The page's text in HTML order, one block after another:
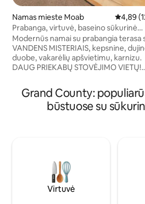
Namas mieste Moab
4,89
Prabanga, virtuvė, baseino sūkurinė
vonia, ĮSPŪDINGA terasa, automobilių
stovėjimo aikštelė
Modernūs namai su prabangia terasa
VANDENS MISTERIAIS, kepsnine,
duobe, vakarėlių apšvietimu, karnizu.
DAUG PRIEKABŲ STOVĖJIMO VIETŲ!
šaldytuvas, mikrobangų krosnelė, Wi-
2 dvigulės lovos, 1 karalienė. Labai
ir gražu! „Master Suite“ yra privati
vonia. Puikūs Moabo Rimo vaizdai!
Išskirtinai saugu. 7 min. iki miesto
Labai greitai reaguojantys šeimininkai
jumis pasirūpins!
Grand County:
būstuose su
Virtuvė